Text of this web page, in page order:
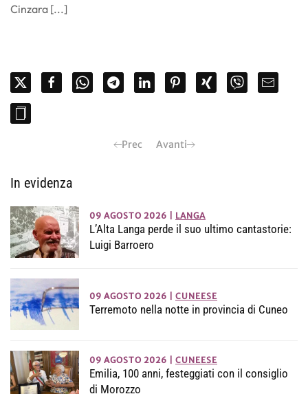
Cinzara [...]
Prec Avanti
In evidenza
09 AGOSTO 2026 LANGA
L’Alta Langa perde il suo ultimo cantastorie:
Luigi Barroero
09 AGOSTO 2026 CUNEESE
Terremoto nella notte in provincia di Cuneo
09 AGOSTO 2026 CUNEESE
Emilia, 100 anni, festeggiati con il consiglio
di Morozzo